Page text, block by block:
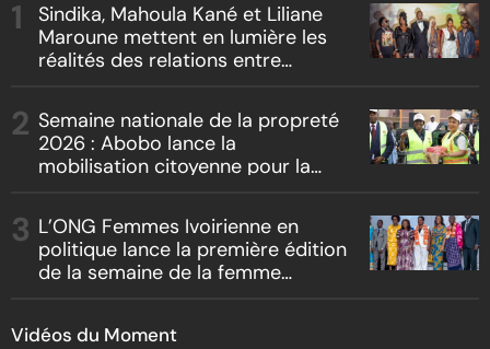
Sindika, Mahoula Kané et Liliane
Maroune mettent en lumière les
réalités des relations entre
« Boss vs Boss »
Semaine nationale de la propreté
2026 : Abobo lance la
mobilisation citoyenne pour la
L’ONG Femmes Ivoirienne en
politique lance la première édition
de la semaine de la femme
Vidéos du Moment